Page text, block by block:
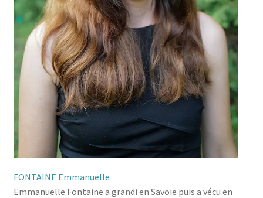
FONTAINE Emmanuelle
Emmanuelle Fontaine a grandi en Savoie puis a vécu en